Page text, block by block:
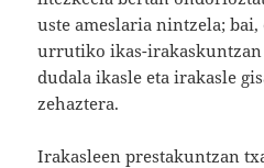
uste ameslaria nintzela;
urrutiko ikas-
dudala ikasle eta irakasle
zehaztera.
Irakasleen prestakuntzan